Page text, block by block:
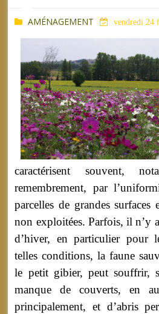
AMÉNAGEMENT vendredi 24
caractérisent souvent,
remembrement, par
parcelles de grandes surfaces
non exploitées. Parfois, il n’y a
d’hiver, en particulier pour
telles conditions, la faune
le petit gibier, peut souffrir,
manque de couverts, en
principalement, et d’abris